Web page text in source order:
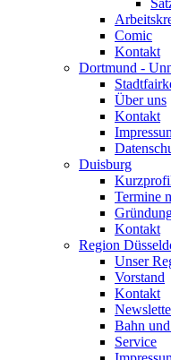
Comic
Kontakt
Dortmund -
Über uns
Kontakt
Duisburg
Termine
Kontakt
Region
Unser
Vorstand
Kontakt
Bahn
Service